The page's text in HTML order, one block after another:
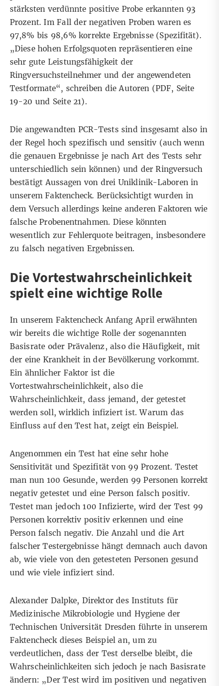
stärksten verdünnte positive Probe erkannten 93
Prozent. Im Fall der negativen Proben waren es
97,8% bis 98,6% korrekte Ergebnisse (Spezifität).
„Diese hohen Erfolgsquoten repräsentieren eine
sehr gute Leistungsfähigkeit der
Ringversuchsteilnehmer und der angewendeten
Testformate“, schreiben die Autoren (PDF, Seite
19-20 und Seite 21).
Die angewandten PCR-Tests sind insgesamt also in
der Regel hoch spezifisch und sensitiv (auch wenn
die genauen Ergebnisse je nachArt des Tests sehr
unterschiedlich sein können) und der Ringversuch
bestätigt Aussagen von drei Uniklinik-Laboren in
unseremFaktencheck. Berücksichtigt wurden in
dem Versuch allerdings keine anderen Faktoren wie
falsche Probenentnahmen. Diese könnten
wesentlich zur Fehlerquote beitragen, insbesondere
zu falsch negativen Ergebnissen.
Die Vortestwahrscheinlichkeit
spielt eine wichtige Rolle
In unserem Faktencheck Anfang April erwähnten
wir bereits die wichtige Rolle der sogenannten
Basisrate oder Prävalenz, also die Häufigkeit, mit
der eine Krankheit in der Bevölkerung vorkommt.
Ein ähnlicher Faktor ist die
Vortestwahrscheinlichkeit, also die
Wahrscheinlichkeit, dass jemand, der getestet
werden soll, wirklich infiziert ist. Warum das
Einfluss auf den Test hat, zeigt ein Beispiel.
Angenommen ein Test hat eine sehr hohe
Sensitivität und Spezifität von 99 Prozent. Testet
man nun 100 Gesunde, werden 99 Personen korrekt
negativ getestet und eine Person falsch positiv.
Testet man jedoch 100 Infizierte, wird der Test 99
Personen korrektiv positiv erkennen und eine
Person falsch negativ. Die Anzahl und die Art
falscher Testergebnisse hängt demnach auch davon
ab, wie viele von den getesteten Personen gesund
und wie viele infiziert sind.
Alexander Dalpke, Direktor des Instituts für
Medizinische Mikrobiologie und Hygiene der
Technischen Universität Dresden führte in unserem
Faktencheckdieses Beispiel an, um zu
verdeutlichen, dass der Test derselbe bleibt, die
Wahrscheinlichkeiten sich jedoch je nach Basisrate
ändern: „Der Test wird im positiven und negativen